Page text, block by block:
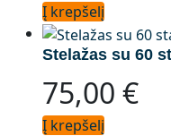
Į krepšelį
Stelažas su 60
75,00 €
Į krepšelį